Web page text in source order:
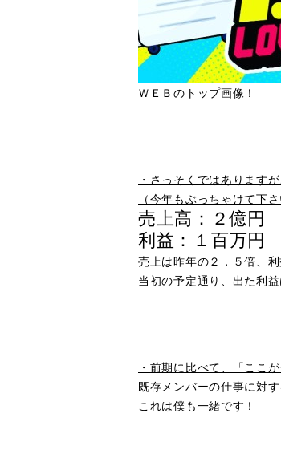
ＷＥＢのトップ画像！
・さっそくではあります
（今年もぶっちゃけて下さ
売上高：２億円
利益：１百万円
売上は昨年の２．５倍、
当初の予定通り、出た利
・前期に比べて、「ここ
既存メンバーの仕事に対
これは僕も一緒です！